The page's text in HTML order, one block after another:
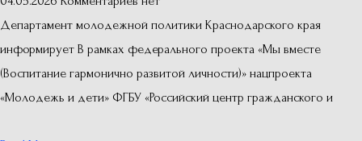
Департамент молодежной политики Краснодарского края
информирует В рамках федерального проекта «Мы вместе
(Воспитание гармонично развитой личности)» нацпроекта
«Молодежь и дети» ФГБУ «Российский центр гражданского и